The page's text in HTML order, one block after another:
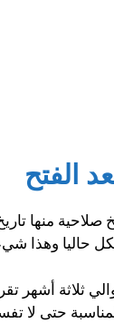
الفتح
منها
حاليا وهذا
ثلاثة أشهر
حتى لا